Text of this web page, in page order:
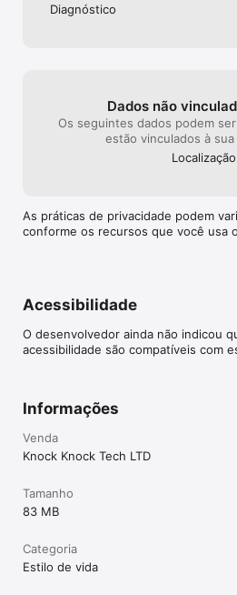
Diagnóstico
Dados não
Os seguintes dados podem
estão vinculados à
Localização
As práticas de privacidade podem
conforme os recursos que você usa
Acessibilidade
O desenvolvedor ainda não indicou
acessibilidade são compatíveis com
Informações
Venda
Knock Knock Tech LTD
Tamanho
83 MB
Categoria
Estilo de vida